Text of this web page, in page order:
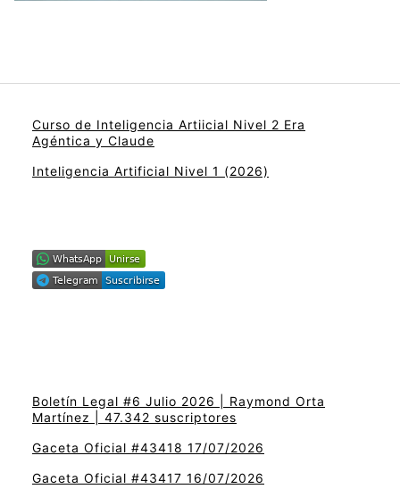
Curso de Inteligencia Artiicial Nivel 2 Era
Agéntica y Claude
Inteligencia Artificial Nivel 1 (2026)
Boletín Legal #6 Julio 2026 | Raymond Orta
Martínez | 47.342 suscriptores
Gaceta Oficial #43418 17/07/2026
Gaceta Oficial #43417 16/07/2026